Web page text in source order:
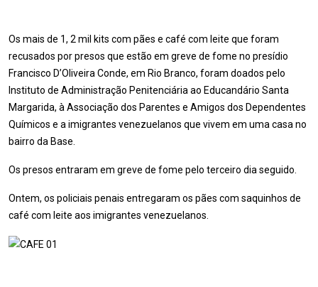
Os mais de 1, 2 mil kits com pães e café com leite que foram
recusados por presos que estão em greve de fome no presídio
Francisco D’Oliveira Conde, em Rio Branco, foram doados pelo
Instituto de Administração Penitenciária ao Educandário Santa
Margarida, à Associação dos Parentes e Amigos dos Dependentes
Químicos e a imigrantes venezuelanos que vivem em uma casa no
bairro da Base.
Os presos entraram em greve de fome pelo terceiro dia seguido.
Ontem, os policiais penais entregaram os pães com saquinhos de
café com leite aos imigrantes venezuelanos.